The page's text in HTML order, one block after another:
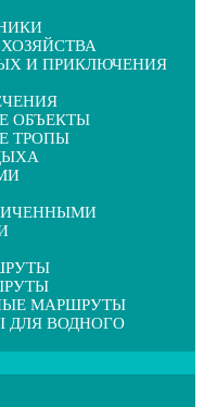
И ПРИКЛЮЧЕНИЯ
ОБЪЕКТЫ
ТРОПЫ
МАРШРУТЫ
ДЛЯ ВОДНОГО